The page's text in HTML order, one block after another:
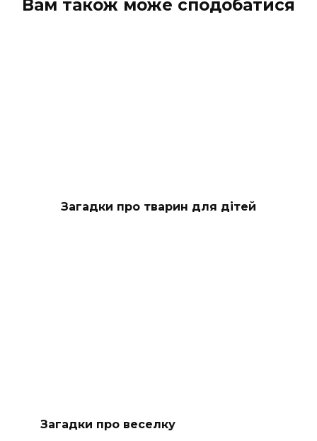
Вам також може сподобатися
Загадки про тварин для дітей
Загадки про веселку